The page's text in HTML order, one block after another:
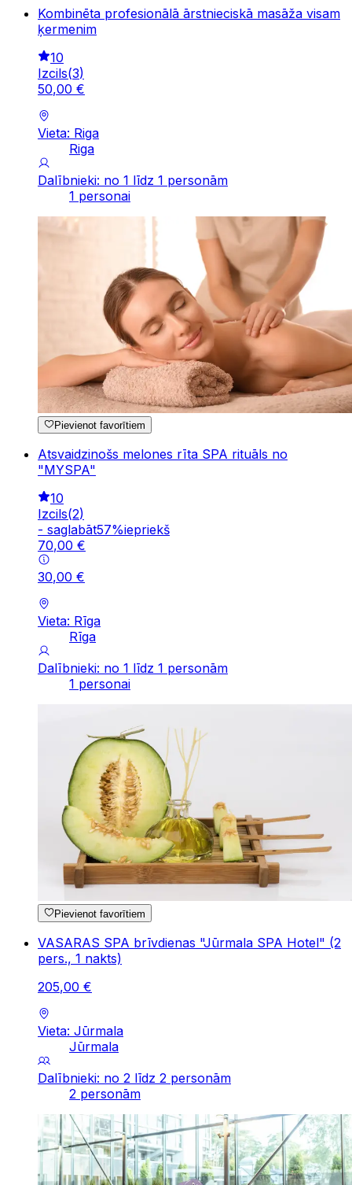
Kombinēta profesionālā ārstnieciskā masāža visam
ķermenim
10
Izcils(3)
50,00 €
Vieta: Riga
Riga
Dalībnieki: no 1 līdz 1 personām
1 personai
Pievienot favorītiem
Atsvaidzinošs melones rīta SPA rituāls no
"MYSPA"
10
Izcils(2)
- saglabāt57%iepriekš
70,00 €
30,00 €
Vieta: Rīga
Rīga
Dalībnieki: no 1 līdz 1 personām
1 personai
Pievienot favorītiem
VASARAS SPA brīvdienas "Jūrmala SPA Hotel" (2
pers., 1 nakts)
205,00 €
Vieta: Jūrmala
Jūrmala
Dalībnieki: no 2 līdz 2 personām
2 personām